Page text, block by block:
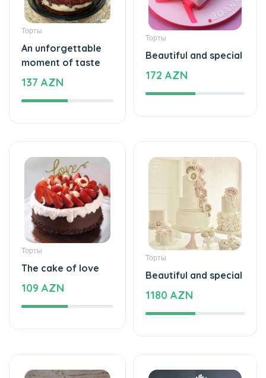
Торты
An unforgettable
moment of taste
137 AZN
Торты
Beautiful and special
172 AZN
Торты
The cake of love
109 AZN
Торты
Beautiful and special
1180 AZN